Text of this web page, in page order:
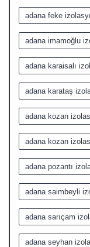
adana feke
adana imamoğlu
adana karaisalı
adana karataş
adana kozan
adana kozan
adana pozantı
adana saimbeyli
adana sarıçam
adana seyhan